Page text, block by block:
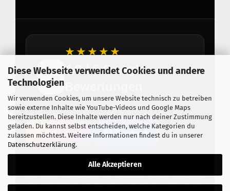
Diese Webseite verwendet Cookies und andere
Technologien
Wir verwenden Cookies, um unsere Website technisch zu betreiben
sowie externe Inhalte wie YouTube-Videos und Google Maps
bereitzustellen. Diese Inhalte werden nur nach deiner Zustimmung
geladen. Du kannst selbst entscheiden, welche Kategorien du
zulassen möchtest. Weitere Informationen findest du in unserer
Datenschutzerklärung.
Alle Akzeptieren
★★★★★
4,8 / 5 Google
Über 150 zufriedene Kunden
Instagram Facebook
© Feuerwerkseinkauf Berlin · Seit 2015 · Erlaubnis nach §7
SprengG · Feuerwerk online vorbestellen & vor Ort abholen